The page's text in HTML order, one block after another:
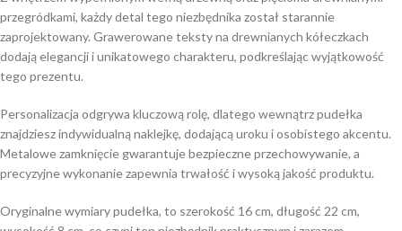
przegródkami, każdy detal tego niezbędnika został starannie
zaprojektowany. Grawerowane teksty na drewnianych kółeczkach
dodają elegancji i unikatowego charakteru, podkreślając wyjątkowość
tego prezentu.
Personalizacja odgrywa kluczową rolę, dlatego wewnątrz pudełka
znajdziesz indywidualną naklejkę, dodającą uroku i osobistego akcentu.
Metalowe zamknięcie gwarantuje bezpieczne przechowywanie, a
precyzyjne wykonanie zapewnia trwałość i wysoką jakość produktu.
Oryginalne wymiary pudełka, to szerokość 16 cm, długość 22 cm,